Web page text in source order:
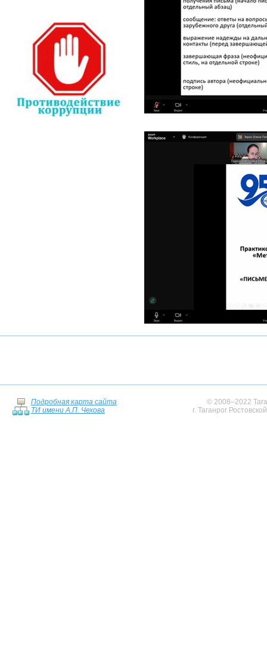
Подробная карта сайта
ТИ имени А.П. Чехова
© 2008–2022
г. Таганрог